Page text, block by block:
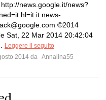
http://news.google.it/news?
hl=it it news-
©2014
Sat, 22 Mar 2014 20:42:04
Leggere il seguito
2014 da Annalina55